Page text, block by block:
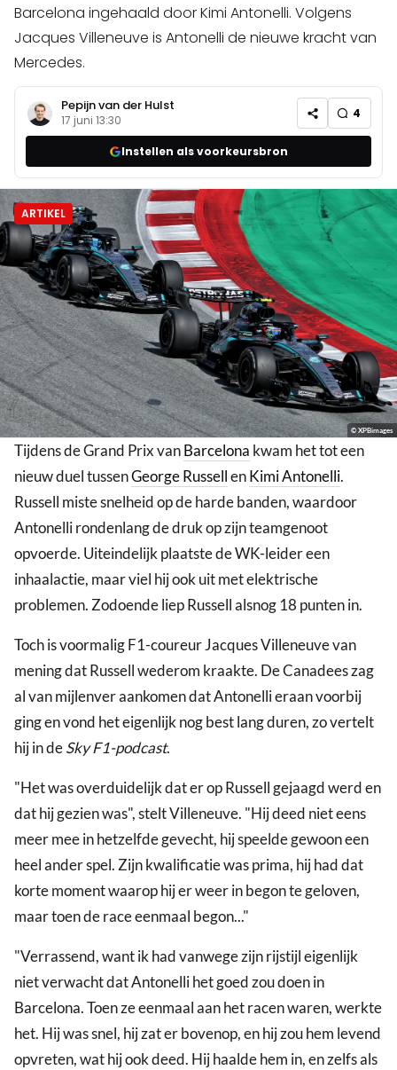
Barcelona ingehaald door Kimi Antonelli. Volgens
Jacques Villeneuve is Antonelli de nieuwe kracht van
Mercedes.
Pepijn van der Hulst
17 juni 13:30 4
Instellen als voorkeursbron
ARTIKEL
© XPBimages
Tijdens de Grand Prix vanBarcelona kwam het tot een
nieuw duel tussenGeorge RussellenKimi Antonelli.
Russell miste snelheid op de harde banden, waardoor
Antonelli rondenlang de druk op zijn teamgenoot
opvoerde. Uiteindelijk plaatste de WK-leider een
inhaalactie, maar viel hij ook uit met elektrische
problemen. Zodoende liep Russell alsnog 18 punten in.
Toch is voormalig F1-coureur Jacques Villeneuve van
mening dat Russell wederom kraakte. De Canadees zag
al van mijlenver aankomen dat Antonelli eraan voorbij
ging en vond het eigenlijk nog best lang duren, zo vertelt
hij in deSky F1-podcast.
"Het was overduidelijk dat er op Russell gejaagd werd en
dat hij gezien was", stelt Villeneuve. "Hij deed niet eens
meer mee in hetzelfde gevecht, hij speelde gewoon een
heel ander spel. Zijn kwalificatie was prima, hij had dat
korte moment waarop hij er weer in begon te geloven,
maar toen de race eenmaal begon..."
"Verrassend, want ik had vanwege zijn rijstijl eigenlijk
niet verwacht dat Antonelli het goed zou doen in
Barcelona. Toen ze eenmaal aan het racen waren, werkte
het. Hij was snel, hij zat er bovenop, en hij zou hem levend
opvreten, wat hij ook deed. Hij haalde hem in, en zelfs als